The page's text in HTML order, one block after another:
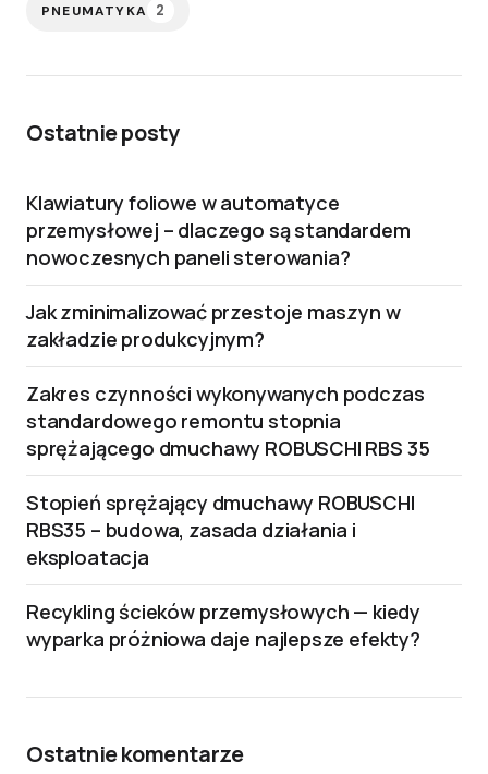
PNEUMATYKA 2
Ostatnie posty
Klawiatury foliowe w automatyce
przemysłowej – dlaczego są standardem
nowoczesnych paneli sterowania?
Jak zminimalizować przestoje maszyn w
zakładzie produkcyjnym?
Zakres czynności wykonywanych podczas
standardowego remontu stopnia
sprężającego dmuchawy ROBUSCHI RBS 35
Stopień sprężający dmuchawy ROBUSCHI
RBS35 – budowa, zasada działania i
eksploatacja
Recykling ścieków przemysłowych — kiedy
wyparka próżniowa daje najlepsze efekty?
Ostatnie komentarze